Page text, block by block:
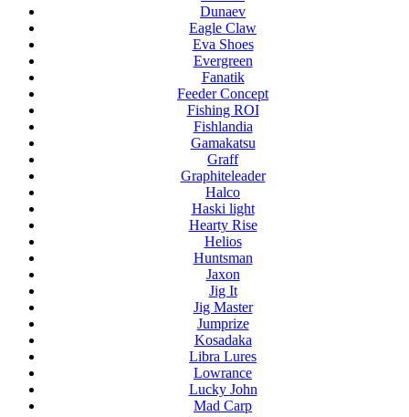
Dunaev
Eagle Claw
Eva Shoes
Evergreen
Fanatik
Feeder Concept
Fishing ROI
Fishlandia
Gamakatsu
Graff
Graphiteleader
Halco
Haski light
Hearty Rise
Helios
Huntsman
Jaxon
Jig It
Jig Master
Jumprize
Kosadaka
Libra Lures
Lowrance
Lucky John
Mad Carp